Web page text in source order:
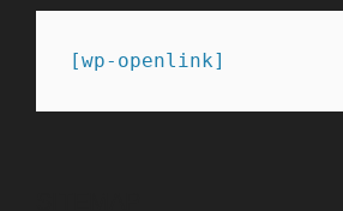
[wp-openlink]